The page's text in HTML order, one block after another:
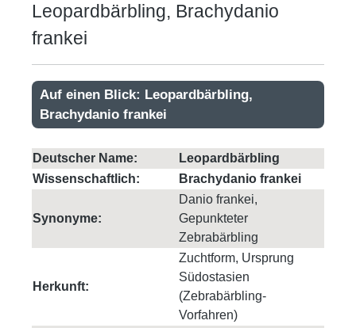
Leopardbärbling, Brachydanio
frankei
Auf einen Blick: Leopardbärbling,
Brachydanio frankei
Deutscher Name:
Leopardbärbling
Wissenschaftlich:
Brachydanio frankei
Synonyme:
Danio frankei,
Gepunkteter
Zebrabärbling
Herkunft:
Zuchtform, Ursprung
Südostasien
(Zebrabärbling-
Vorfahren)